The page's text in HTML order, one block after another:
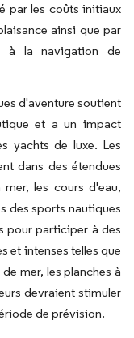
par les coûts initiaux
ainsi que par
à la navigation de
d'aventure soutient
et a un impact
yachts de luxe. Les
dans des étendues
les cours d'eau,
des sports nautiques
pour participer à des
et intenses telles que
mer, les planches à
devraient stimuler
de prévision.